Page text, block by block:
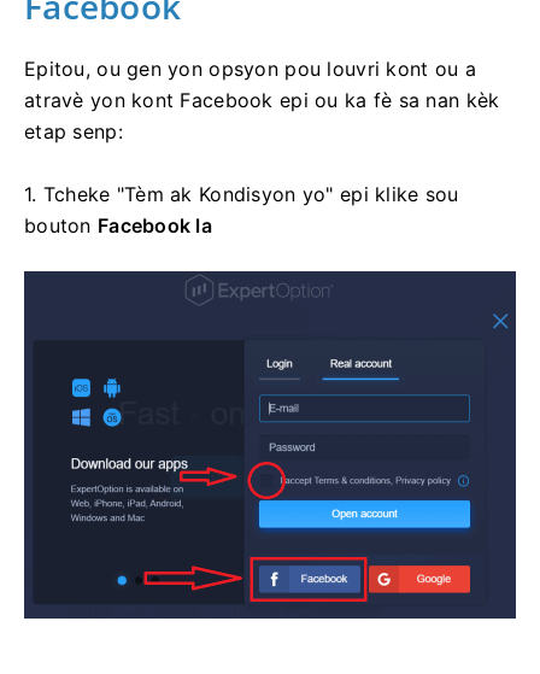
Epitou, ou gen yon opsyon pou louvri kont ou a
atravè yon kont Facebook epi ou ka fè sa nan kèk
etap senp:
1. Tcheke "Tèm ak Kondisyon yo" epi klike sou
bouton Facebook la